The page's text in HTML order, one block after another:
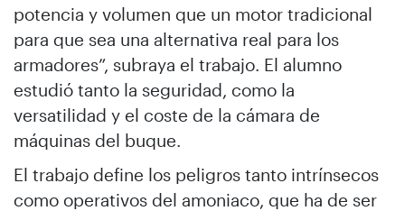
potencia y volumen que un motor tradicional
para que sea una alternativa real para los
armadores”, subraya el trabajo. El alumno
estudió tanto la seguridad, como la
versatilidad y el coste de la cámara de
máquinas del buque.
El trabajo define los peligros tanto intrínsecos
como operativos del amoniaco, que ha de ser